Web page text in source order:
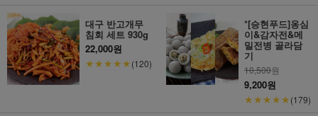
대구 반고개무
침회 세트 930g
22,000원
★★★★★(120)
*[승현푸드]옹심
이&감자전&메
밀전병 골라담
기
10,500원
9,200원
★★★★★(179)